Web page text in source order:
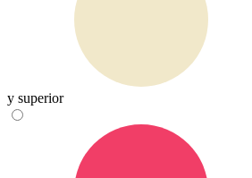
y superior